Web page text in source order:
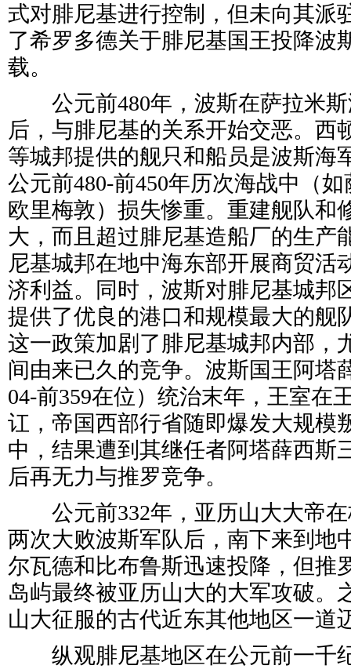
式对腓尼基进行控制，但未向其派
了希罗多德关于腓尼基国王投降波
载。
公元前480年，波斯在萨拉米斯
后，与腓尼基的关系开始交恶。西
等城邦提供的舰只和船员是波斯海
公元前480-前450年历次海战中（
欧里梅敦）损失惨重。重建舰队和
大，而且超过腓尼基造船厂的生产
尼基城邦在地中海东部开展商贸活
济利益。同时，波斯对腓尼基城邦
提供了优良的港口和规模最大的舰
这一政策加剧了腓尼基城邦内部，
间由来已久的竞争。波斯国王阿塔
04-前359在位）统治末年，王室在
讧，帝国西部行省随即爆发大规模
中，结果遭到其继任者阿塔薛西斯
后再无力与推罗竞争。
公元前332年，亚历山大大帝在
两次大败波斯军队后，南下来到地
尔瓦德和比布鲁斯迅速投降，但推
岛屿最终被亚历山大的大军攻破。
山大征服的古代近东其他地区一道
纵观腓尼基地区在公元前一千